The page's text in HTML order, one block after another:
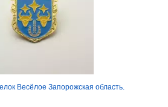
Весёлое Запорожская область.